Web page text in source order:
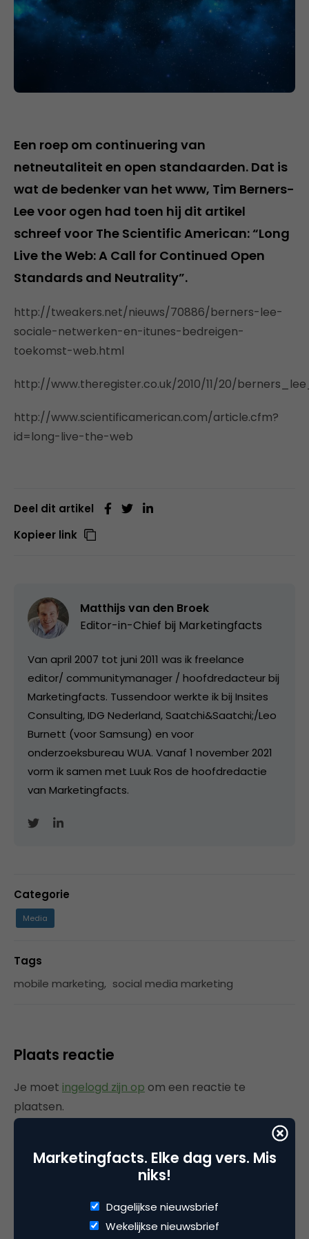
Een roep om continuering van
netneutaliteit en open standaarden. Dat is
wat de bedenker van het www, Tim Berners-
Lee voor ogen had toen hij dit artikel
schreef voor The Scientific American: “Long
Live the Web: A Call for Continued Open
Standards and Neutrality”.
http://tweakers.net/nieuws/70886/berners-lee-
sociale-netwerken-en-itunes-bedreigen-
toekomst-web.html
http://www.theregister.co.uk/2010/11/20/
http://www.scientificamerican.com/article.cfm?
id=long-live-the-web
Deel dit artikel
Kopieer link
Matthijs van den Broek
Editor-in-Chief bij Marketingfacts
Van april 2007 tot juni 2011 was ik freelance
editor/ communitymanager / hoofdredacteur bij
Marketingfacts. Tussendoor werkte ik bij Insites
Consulting, IDG Nederland, Saatchi&Saatchi;/Leo
Burnett (voor Samsung) en voor
onderzoeksbureau WUA. Vanaf 1 november 2021
vorm ik samen met Luuk Ros de hoofdredactie
van Marketingfacts.
Categorie
Media
Tags
mobile marketing, social media marketing
Plaats reactie
Je moet ingelogd zijn op om een reactie te
plaatsen.
Gerelateerde artikelen
Marketingfacts Zomercheck –
Vita Kovalenko
Marketingfacts. Elke dag vers. Mis
niks!
Dagelijkse nieuwsbrief
Wekelijkse nieuwsbrief